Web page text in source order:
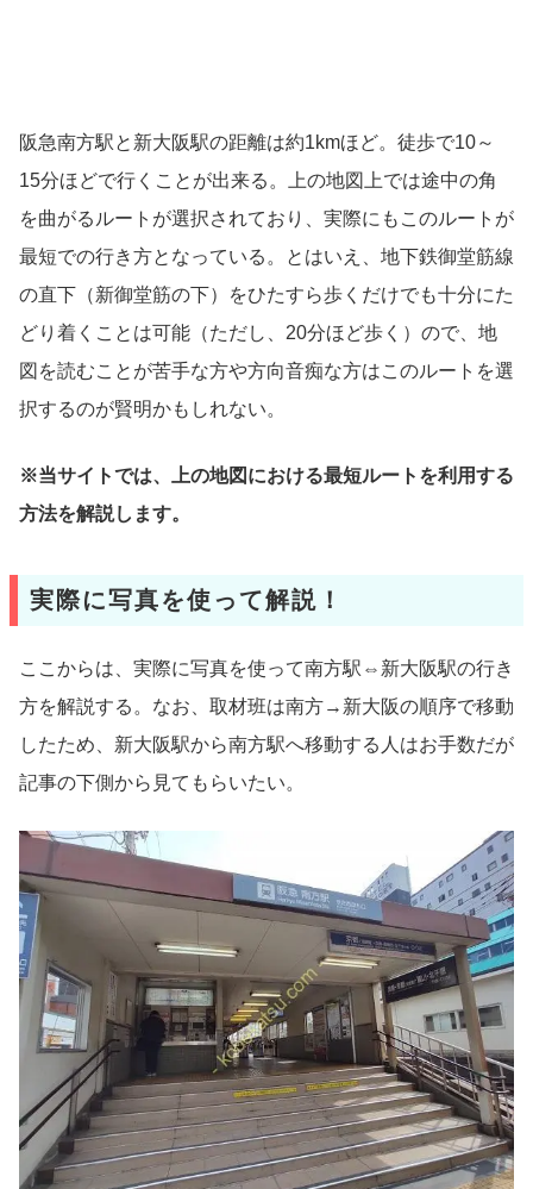
阪急南方駅と新大阪駅の距離は約1kmほど。徒歩で10～
15分ほどで行くことが出来る。上の地図上では途中の角
を曲がるルートが選択されており、実際にもこのルートが
最短での行き方となっている。とはいえ、地下鉄御堂筋線
の直下（新御堂筋の下）をひたすら歩くだけでも十分にた
どり着くことは可能（ただし、20分ほど歩く）ので、地
図を読むことが苦手な方や方向音痴な方はこのルートを選
択するのが賢明かもしれない。
※当サイトでは、上の地図における最短ルートを利用する
方法を解説します。
実際に写真を使って解説！
ここからは、実際に写真を使って南方駅⇔新大阪駅の行き
方を解説する。なお、取材班は南方→新大阪の順序で移動
したため、新大阪駅から南方駅へ移動する人はお手数だが
記事の下側から見てもらいたい。